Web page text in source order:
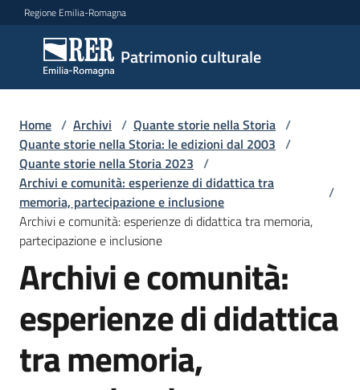
Vai al contenuto
Vai alla navigazione
Vai al footer
Regione Emilia-Romagna
Patrimonio culturale
Patrimonio
culturale
Argomenti
Novità
Servizi
Leggi
Atti
Bandi
Home / Archivi / Quante storie nella Storia /
Quante storie nella Storia: le edizioni dal 2003 /
Quante storie nella Storia 2023 /
Archivi e comunità: esperienze di didattica tra
memoria, partecipazione e inclusione
/
Archivi e comunità: esperienze di didattica tra memoria,
partecipazione e inclusione
Archivi e comunità:
esperienze di didattica
tra memoria,